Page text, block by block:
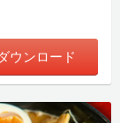
ウンロード